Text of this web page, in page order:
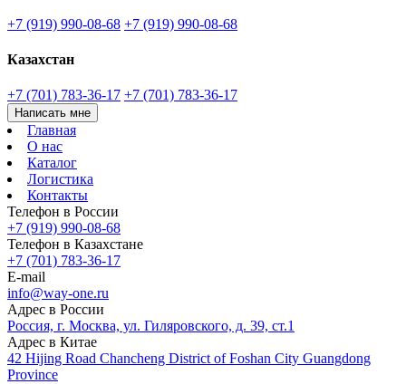
+7 (919) 990-08-68 +7 (919) 990-08-68
Казахстан
+7 (701) 783-36-17 +7 (701) 783-36-17
Написать мне
Главная
О нас
Каталог
Логистика
Контакты
Телефон в России
+7 (919) 990-08-68
Телефон в Казахстане
+7 (701) 783-36-17
E-mail
info@way-one.ru
Адрес в России
Россия, г. Москва, ул. Гиляровского, д. 39, ст.1
Адрес в Китае
42 Hijing Road Chancheng District of Foshan City Guangdong
Province